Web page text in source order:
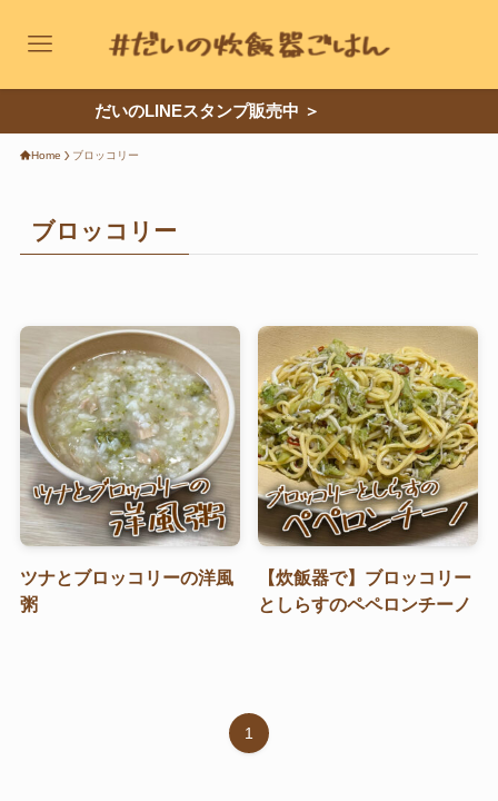
レシピカテゴリー
パスタ・グラタン
鍋もの
お菓子
麺類
パン
魚のおかず
芋類・副菜
だいのLINEスタンプ販売中 ＞
Home ブロッコリー
ブロッコリー
ツナとブロッコリーの洋風
粥
【炊飯器で】ブロッコリー
としらすのペペロンチーノ
1